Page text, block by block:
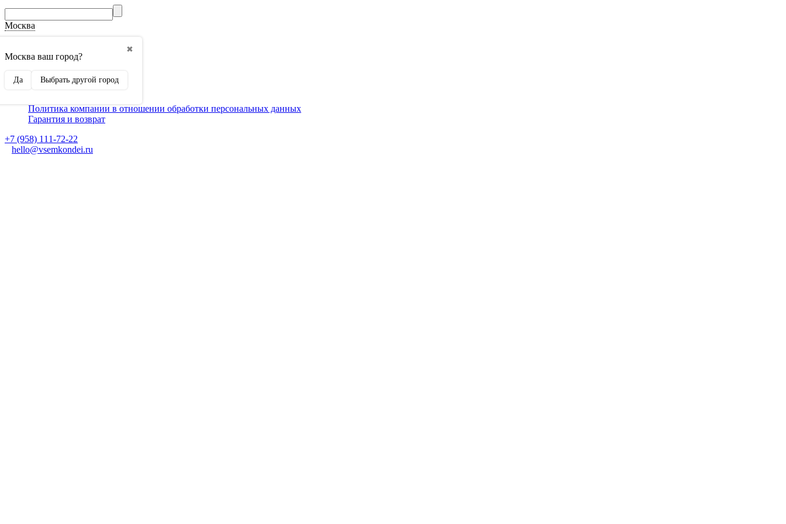
Москва
✖
Москва ваш город?
Да Выбрать другой город
Способы оплаты
Монтаж кондиционеров
Для партнеров
Политика компании в отношении обработки персональных данных
Гарантия и возврат
+7 (958) 111-72-22
hello@vsemkondei.ru